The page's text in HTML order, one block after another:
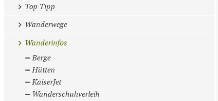
Top Tipp
Wanderwege
Wanderinfos
Berge
Hütten
KaiserJet
Wanderschuhverleih